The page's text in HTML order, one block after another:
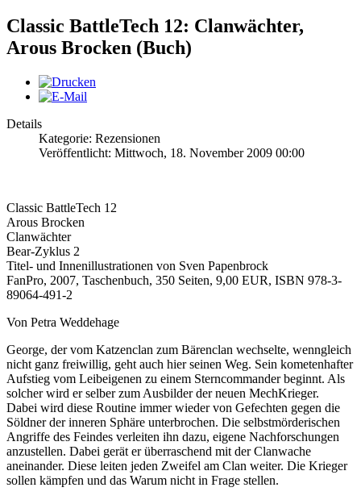
Classic BattleTech 12: Clanwächter,
Arous Brocken (Buch)
Details
Kategorie: Rezensionen
Veröffentlicht: Mittwoch, 18. November 2009 00:00
Classic BattleTech 12
Arous Brocken
Clanwächter
Bear-Zyklus 2
Titel- und Innenillustrationen von Sven Papenbrock
FanPro, 2007, Taschenbuch, 350 Seiten, 9,00 EUR, ISBN 978-3-
89064-491-2
Von Petra Weddehage
George, der vom Katzenclan zum Bärenclan wechselte, wenngleich
nicht ganz freiwillig, geht auch hier seinen Weg. Sein kometenhafter
Aufstieg vom Leibeigenen zu einem Sterncommander beginnt. Als
solcher wird er selber zum Ausbilder der neuen MechKrieger.
Dabei wird diese Routine immer wieder von Gefechten gegen die
Söldner der inneren Sphäre unterbrochen. Die selbstmörderischen
Angriffe des Feindes verleiten ihn dazu, eigene Nachforschungen
anzustellen. Dabei gerät er überraschend mit der Clanwache
aneinander. Diese leiten jeden Zweifel am Clan weiter. Die Krieger
sollen kämpfen und das Warum nicht in Frage stellen.